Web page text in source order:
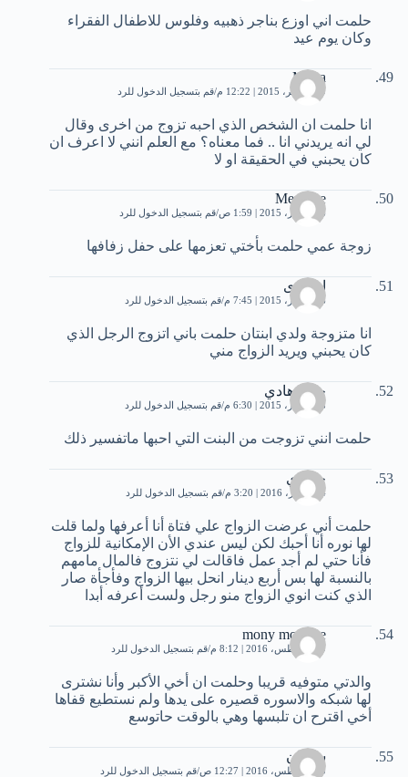
حلمت اني اوزع بناجر ذهبيه وفلوس للاطفال الفقراء
وكان يوم عيد
Mona
29 نوفمبر، 2015 | 12:22 م قم بتسجيل الدخول للرد
انا حلمت ان الشخص الذي احبه تزوج من اخرى وقال
لي انه يريدني انا .. فما معناه؟ مع العلم انني لا اعرف ان
كان يحبني في الحقيقة او لا
Meriame
6 ديسمبر، 2015 | 1:59 ص قم بتسجيل الدخول للرد
زوجة عمي حلمت بأختي تعزمها على حفل زفافها
ام هدى
6 ديسمبر، 2015 | 7:45 م قم بتسجيل الدخول للرد
انا متزوجة ولدي ابنتان حلمت باني اتزوج الرجل الذي
كان يحبني ويريد الزواج مني
حيدر هادي
8 ديسمبر، 2015 | 6:30 م قم بتسجيل الدخول للرد
حلمت انني تزوجت من البنت التي احبها ماتفسير ذلك
حمادي
24 فبراير، 2016 | 3:20 م قم بتسجيل الدخول للرد
حلمت أني عرضت الزواج علي فتاة أنا أعرفها ولما قلت
لها نوره أنا أحبك لكن ليس عندي الأن الإمكانية للزواج
فأنا حتي لم أجد عمل فاقالت لي نتزوج فالمال مامهم
بالنسبة لها بس أربع دينار انحل بيها الزواج وفأجأة صار
الذي كنت انوي الزواج منو رجل ولست أعرفه أبدا
mony mor one
29 أغسطس، 2016 | 8:12 م قم بتسجيل الدخول للرد
والدتي متوفيه قريبا وحلمت ان أخي الأكبر وأنا نشترى
لها شبكه والاسوره قصيره على يدها ولم نستطيع قفاها
أخي اقترح ان تلبسها وهي بالوقت حاتوسع
سلمان
30 أغسطس، 2016 | 12:27 ص قم بتسجيل الدخول للرد